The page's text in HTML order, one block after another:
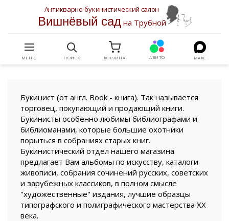
Антикварно-букинистический салон
Вишнёвый садна Трубной
МЕНЮ ПОИСК КОРЗИНА АВИТО МАКС
Букинист (от англ. Book - книга). Так называется
торговец, покупающий и продающий книги.
Букинисты особенно любимы библиографами и
библиоманами, которые большие охотники
порыться в собраниях старых книг.
Букинистический отдел нашего магазина
предлагает Вам альбомы по искусству, каталоги
живописи, собрания сочинений русских, советских
и зарубежных классиков, в полном смысле
"художественные" издания, лучшие образцы
типографского и полиграфического мастерства XX
века.